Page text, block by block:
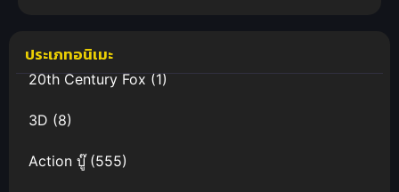
ดี
ประเภทอนิเมะ
20th Century Fox(1)
3D (8)
Action บู๊(555)